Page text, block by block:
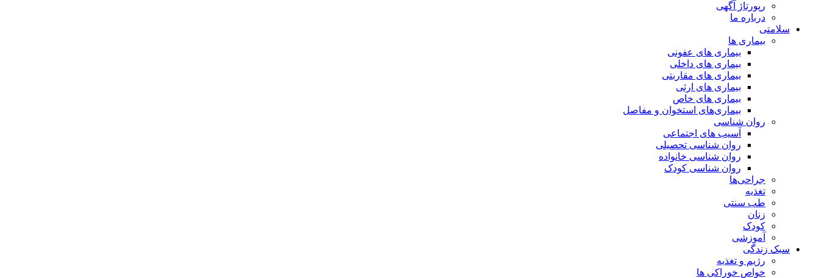
رپورتاژ آگهی
درباره ما
سلامتی
بیماری ها
بیماری های عفونی
بیماری های داخلی
بیماری های مقاربتی
بیماری های ارثی
بیماری های خاص
بیماری‌های استخوان و مفاصل
روان شناسی
آسیب های اجتماعی
روان شناسی تحصیلی
روان شناسی خانواده
روان شناسی کودک
جراحی‌ها
تغذیه
طب سنتی
زنان
کودک
آموزشی
سبک زندگی
رژیم و تغذیه
خواص خوراکی ها